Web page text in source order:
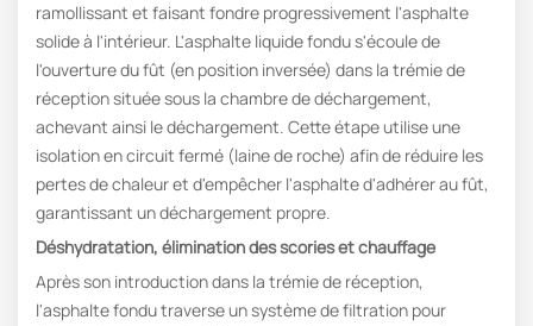
ramollissant et faisant fondre progressivement l'asphalte
solide à l'intérieur. L'asphalte liquide fondu s'écoule de
l'ouverture du fût (en position inversée) dans la trémie de
réception située sous la chambre de déchargement,
achevant ainsi le déchargement. Cette étape utilise une
isolation en circuit fermé (laine de roche) afin de réduire les
pertes de chaleur et d'empêcher l'asphalte d'adhérer au fût,
garantissant un déchargement propre.
Déshydratation, élimination des scories et chauffage
Après son introduction dans la trémie de réception,
l'asphalte fondu traverse un système de filtration pour